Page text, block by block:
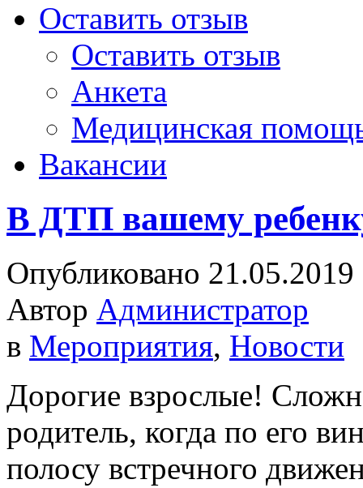
Оставить отзыв
Оставить отзыв
Анкета
Медицинская
Вакансии
В ДТП вашему
Опубликовано 21.05.2019
Автор Администратор
в Мероприятия, Новости
Дорогие взрослые!
родитель, когда по его
полосу встречного